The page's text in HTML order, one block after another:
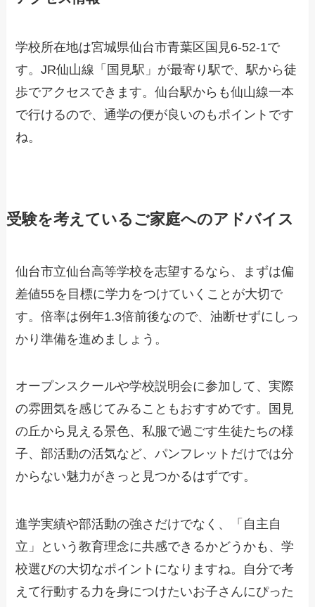
学校所在地は宮城県仙台市青葉区国見6-52-1で
す。JR仙山線「国見駅」が最寄り駅で、駅から徒
歩でアクセスできます。仙台駅からも仙山線一本
で行けるので、通学の便が良いのもポイントです
ね。
受験を考えているご家庭へのアドバイス
仙台市立仙台高等学校を志望するなら、まずは偏
差値55を目標に学力をつけていくことが大切で
す。倍率は例年1.3倍前後なので、油断せずにしっ
かり準備を進めましょう。
オープンスクールや学校説明会に参加して、実際
の雰囲気を感じてみることもおすすめです。国見
の丘から見える景色、私服で過ごす生徒たちの様
子、部活動の活気など、パンフレットだけでは分
からない魅力がきっと見つかるはずです。
進学実績や部活動の強さだけでなく、「自主自
立」という教育理念に共感できるかどうかも、学
校選びの大切なポイントになりますね。自分で考
えて行動する力を身につけたいお子さんにぴった